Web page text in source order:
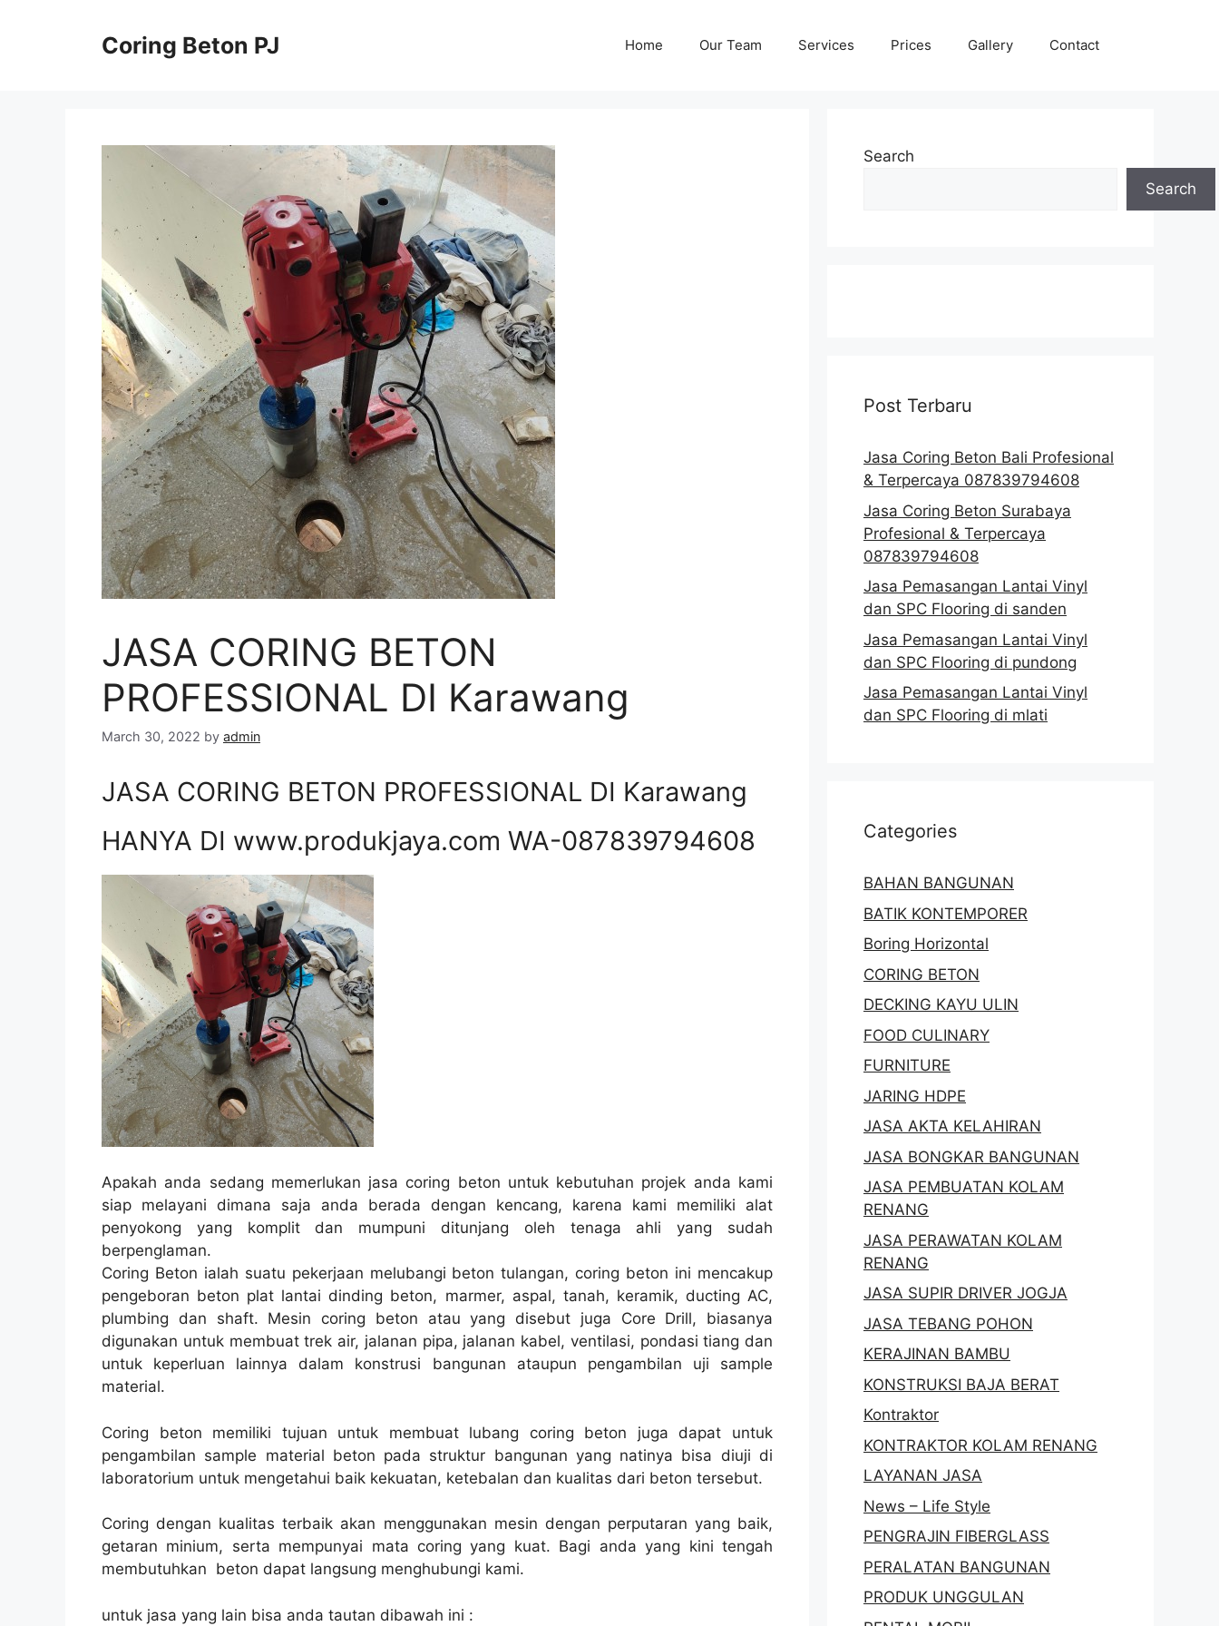
Coring Beton PJ Home Our Team Services Prices Gallery Contact
JASA CORING BETON
PROFESSIONAL DI Karawang
March 30, 2022 by admin
JASA CORING BETON PROFESSIONAL DI Karawang
HANYA DI www.produkjaya.com WA-087839794608
Apakah anda sedang memerlukan jasa coring beton untuk kebutuhan projek anda kami
siap melayani dimana saja anda berada dengan kencang, karena kami memiliki alat
penyokong yang komplit dan mumpuni ditunjang oleh tenaga ahli yang sudah
berpenglaman.
Coring Beton ialah suatu pekerjaan melubangi beton tulangan, coring beton ini mencakup
pengeboran beton plat lantai dinding beton, marmer, aspal, tanah, keramik, ducting AC,
plumbing dan shaft. Mesin coring beton atau yang disebut juga Core Drill, biasanya
digunakan untuk membuat trek air, jalanan pipa, jalanan kabel, ventilasi, pondasi tiang dan
untuk keperluan lainnya dalam konstrusi bangunan ataupun pengambilan uji sample
material.
Coring beton memiliki tujuan untuk membuat lubang coring beton juga dapat untuk
pengambilan sample material beton pada struktur bangunan yang natinya bisa diuji di
laboratorium untuk mengetahui baik kekuatan, ketebalan dan kualitas dari beton tersebut.
Coring dengan kualitas terbaik akan menggunakan mesin dengan perputaran yang baik,
getaran minium, serta mempunyai mata coring yang kuat. Bagi anda yang kini tengah
membutuhkan beton dapat langsung menghubungi kami.
untuk jasa yang lain bisa anda tautan dibawah ini :
Search
Search
Post Terbaru
Jasa Coring Beton Bali Profesional
& Terpercaya 087839794608
Jasa Coring Beton Surabaya
Profesional & Terpercaya
087839794608
Jasa Pemasangan Lantai Vinyl
dan SPC Flooring di sanden
Jasa Pemasangan Lantai Vinyl
dan SPC Flooring di pundong
Jasa Pemasangan Lantai Vinyl
dan SPC Flooring di mlati
Categories
BAHAN BANGUNAN
BATIK KONTEMPORER
Boring Horizontal
CORING BETON
DECKING KAYU ULIN
FOOD CULINARY
FURNITURE
JARING HDPE
JASA AKTA KELAHIRAN
JASA BONGKAR BANGUNAN
JASA PEMBUATAN KOLAM
RENANG
JASA PERAWATAN KOLAM
RENANG
JASA SUPIR DRIVER JOGJA
JASA TEBANG POHON
KERAJINAN BAMBU
KONSTRUKSI BAJA BERAT
Kontraktor
KONTRAKTOR KOLAM RENANG
LAYANAN JASA
News – Life Style
PENGRAJIN FIBERGLASS
PERALATAN BANGUNAN
PRODUK UNGGULAN